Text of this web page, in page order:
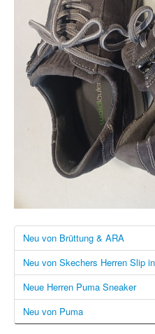
Neu von Brüttung & ARA
Neu von Skechers Herren Slip in
Neue Herren Puma Sneaker
Neu von Puma